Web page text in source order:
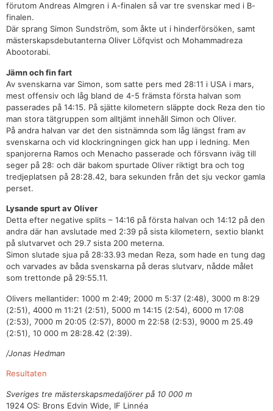
förutom Andreas Almgren i A-finalen så var tre svenskar med i B-
finalen.
Där sprang Simon Sundström, som åkte ut i hinderförsöken, samt
mästerskapsdebutanterna Oliver Löfqvist och Mohammadreza
Abootorabi.
Jämn och fin fart
Av svenskarna var Simon, som satte pers med 28:11 i USA i mars,
mest offensiv och låg bland de 4-5 främsta första halvan som
passerades på 14:15. På sjätte kilometern släppte dock Reza den tio
man stora tätgruppen som alltjämt innehåll Simon och Oliver.
På andra halvan var det den sistnämnda som låg längst fram av
svenskarna och vid klockringningen gick han upp i ledning. Men
spanjorerna Ramos och Menacho passerade och försvann iväg till
seger på 28: och där bakom spurtade Oliver riktigt bra och tog
tredjeplatsen på 28:28.42, bara sekunden från det sju veckor gamla
perset.
Lysande spurt av Oliver
Detta efter negative splits – 14:16 på första halvan och 14:12 på den
andra där han avslutade med 2:39 på sista kilometern, sextio blankt
på slutvarvet och 29.7 sista 200 meterna.
Simon slutade sjua på 28:33.93 medan Reza, som hade en tung dag
och varvades av båda svenskarna på deras slutvarv, nådde målet
som trettonde på 29:55.11.
Olivers mellantider: 1000 m 2:49; 2000 m 5:37 (2:48), 3000 m 8:29
(2:51), 4000 m 11:21 (2:51), 5000 m 14:15 (2:54), 6000 m 17:08
(2:53), 7000 m 20:05 (2:57), 8000 m 22:58 (2:53), 9000 m 25.49
(2:51), 10 000 m 28:28.42 (2:39).
/Jonas Hedman
Resultaten
Sveriges tre mästerskapsmedaljörer på 10 000 m
1924 OS: Brons Edvin Wide, IF Linnéa